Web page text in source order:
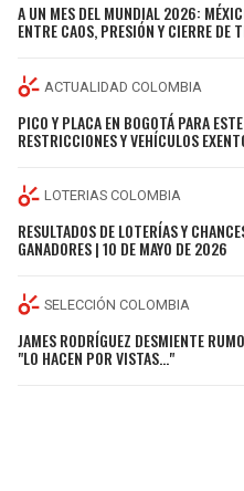
A UN MES DEL MUNDIAL 2026:
ENTRE CAOS, PRESIÓN Y CIERRE DE
ACTUALIDAD COLOMBIA
PICO Y PLACA EN BOGOTÁ PARA
RESTRICCIONES Y VEHÍCULOS
LOTERIAS COLOMBIA
RESULTADOS DE LOTERÍAS Y
GANADORES | 10 DE MAYO DE 2026
SELECCIÓN COLOMBIA
JAMES RODRÍGUEZ DESMIENTE
"LO HACEN POR VISTAS..."